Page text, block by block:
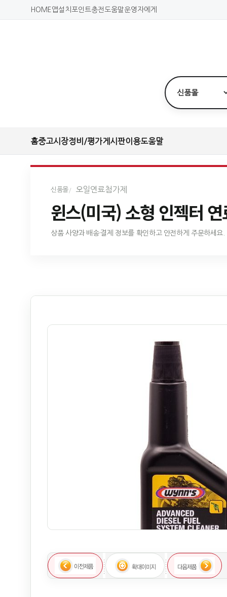
HOME 앱설치 포인트충전도움말운영자에게
홈중고시장정비/평가게시판이용도움말
신품몰 오일연료첨가제
윈스(미국) 소형 인젝터
상품 사양과 배송·결제 정보를 확인하고 안전하게 주문하세요.